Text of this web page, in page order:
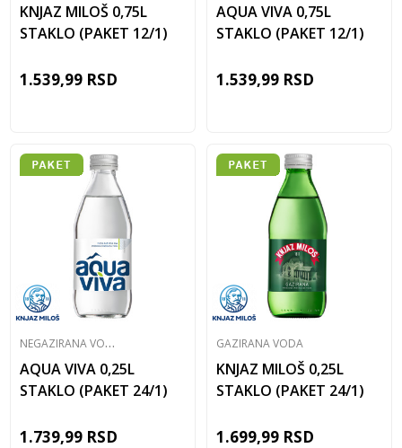
KNJAZ MILOŠ 0,75L
STAKLO (PAKET 12/1)
1.539,99 RSD
AQUA VIVA 0,75L
STAKLO (PAKET 12/1)
1.539,99 RSD
N
EGAZIRANA VODA
AQUA VIVA 0,25L
STAKLO (PAKET 24/1)
1.739,99 RSD
GAZIRANA VODA
KNJAZ MILOŠ 0,25L
STAKLO (PAKET 24/1)
1.699,99 RSD